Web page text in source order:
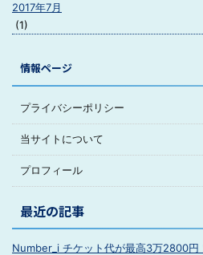
2017年7月
(1)
情報ページ
プライバシーポリシー
当サイトについて
プロフィール
最近の記事
Number_i チケット代が最高3万2800円